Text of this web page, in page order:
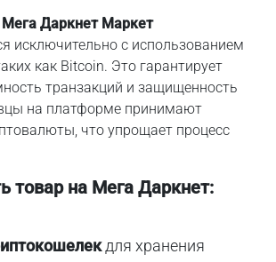
Мега Даркнет Маркет
исключительно с использованием
как Bitcoin. Это гарантирует
транзакций и защищенность
на платформе принимают
что упрощает процесс
товар на Мега Даркнет:
для хранения